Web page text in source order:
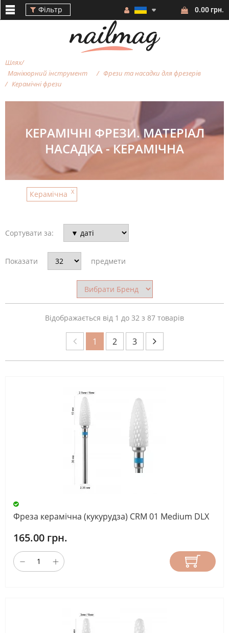
Фільтр 0.00 грн.
Шлях
Манікюрний інструмент
Фрези та насадки для фрезерiв
Керамічні фрези
ВАРТІСТЬ
ОБРОБКА
(АБРАЗІВ)
КРАЇНА-
ВИРОБНИК
ОБЛАСТЬ
ПРИЗНАЧЕННЯ
ФРЕЗИ
КЕРАМІЧНІ ФРЕЗИ. МАТЕРІАЛ
НАСАДКА - КЕРАМІЧНА
Керамічна X
Сортувати за:
Показати предмети
Відображається від 1 до 32 з 87 товарів
1 2 3
Фреза керамічна (кукурудза) CRM 01 Medium DLX
165.00 грн.